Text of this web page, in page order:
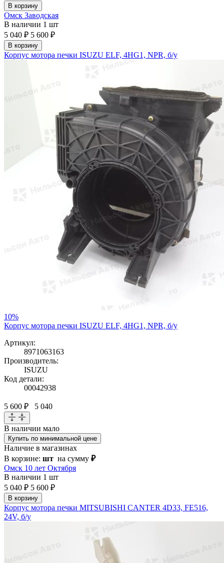
В корзину
Омск Заводская
В наличии 1 шт
5 040 ₽ 5 600 ₽
В корзину
Корпус мотора печки ISUZU ELF, 4HG1, NPR, б/у
10%
Корпус мотора печки ISUZU ELF, 4HG1, NPR, б/у
Артикул:
8971063163
Производитель:
ISUZU
Код детали:
00042938
5 600 ₽ 5 040
В наличии мало
Купить по минимальной цене
Наличие в магазинах
В корзине: шт на сумму ₽
Омск 10 лет Октября
В наличии 1 шт
5 040 ₽ 5 600 ₽
В корзину
Корпус мотора печки MITSUBISHI CANTER 4D33, FE516,
24V, б/у